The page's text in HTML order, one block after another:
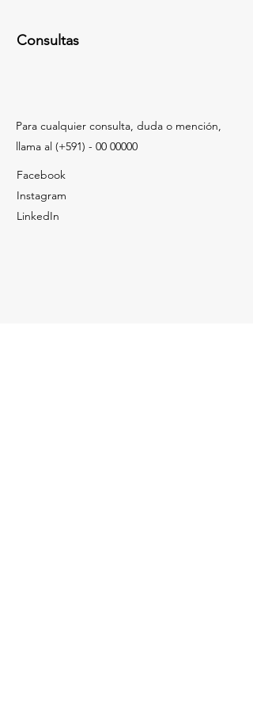
Consultas
Para cualquier consulta, duda o mención,
llama al (+591) - 00 00000
Facebook
Instagram
LinkedIn